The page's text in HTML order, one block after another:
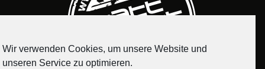
Wir verwenden Cookies, um unsere Website und
unseren Service zu optimieren.